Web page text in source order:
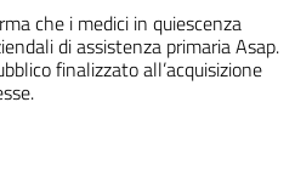
che i medici in quiescenza
di assistenza primaria Asap.
finalizzato all’acquisizione